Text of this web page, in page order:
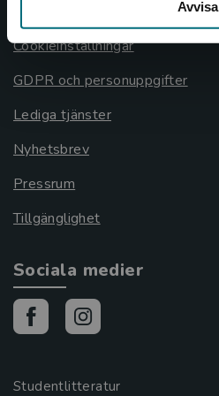
Avvisa
Cookieinställningar
GDPR och personuppgifter
Lediga tjänster
Nyhetsbrev
Pressrum
Tillgänglighet
Sociala medier
Studentlitteratur